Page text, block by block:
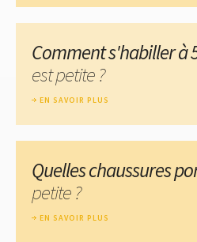
Comment s'habiller à
est petite ?
EN SAVOIR PLUS
Quelles chaussures
petite ?
EN SAVOIR PLUS